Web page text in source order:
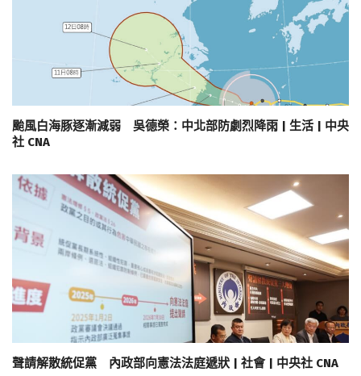
颱風白海豚逐漸減弱 吳德榮：中北部防劇烈降雨 | 生活 | 中央
社 CNA
聲請解散統促黨 內政部向憲法法庭遞狀 | 社會 | 中央社 CNA